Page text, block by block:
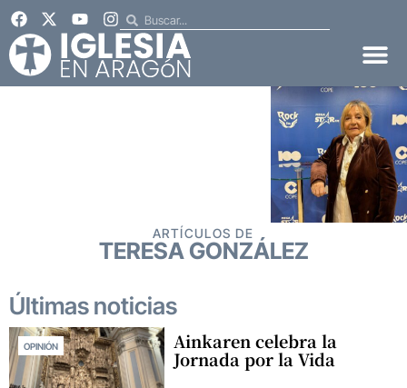
ARTÍCULOS DE
TERESA GONZÁLEZ
Últimas noticias
OPINIÓN Ainkaren celebra la
Jornada por la Vida